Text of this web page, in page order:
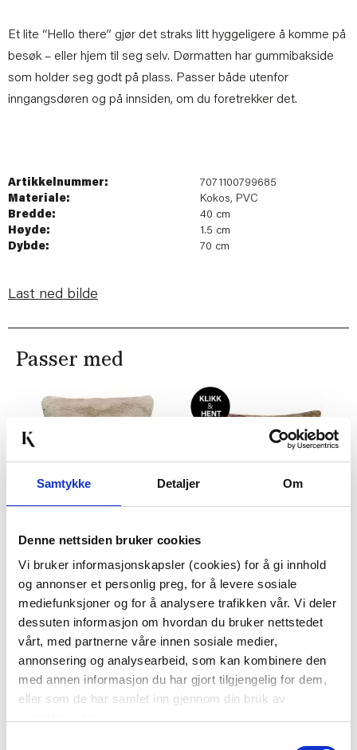
Samtykke Detaljer Om
Denne nettsiden bruker cookies
Vi bruker informasjonskapsler (cookies) for å gi innhold
og annonser et personlig preg, for å levere sosiale
mediefunksjoner og for å analysere trafikken vår. Vi deler
dessuten informasjon om hvordan du bruker nettstedet
vårt, med partnerne våre innen sosiale medier,
annonsering og analysearbeid, som kan kombinere den
med annen informasjon du har gjort tilgjengelig for dem,
eller som de har samlet inn gjennom din bruk av
Et lite “Hello there” gjør det straks litt hyggeligere å komme på
besøk – eller hjem til seg selv. Dørmatten har gummibakside
som holder seg godt på plass. Passer både utenfor
inngangsdøren og på innsiden, om du foretrekker det.
Artikkelnummer:
7071100799685
Materiale:
Kokos, PVC
Bredde:
40 cm
Høyde:
1.5 cm
Dybde:
70 cm
Last ned bilde
Passer med
PUTETREKK FAUX FUR
499,00
KJØP
249,50
Før499,00
Vis mer
50%